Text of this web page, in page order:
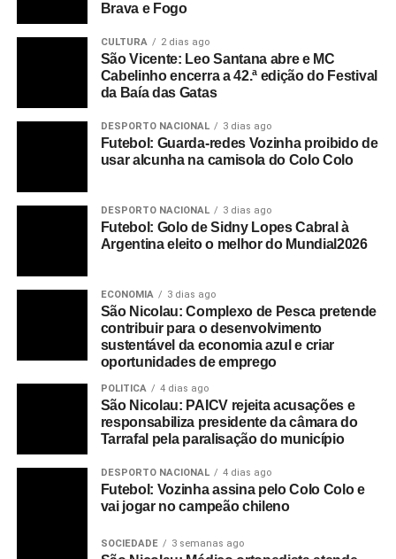
Brava e Fogo
CULTURA 2 dias ago
São Vicente: Leo Santana abre e MC
Cabelinho encerra a 42.ª edição do Festival
da Baía das Gatas
DESPORTO NACIONAL 3 dias ago
Futebol: Guarda-redes Vozinha proibido de
usar alcunha na camisola do Colo Colo
DESPORTO NACIONAL 3 dias ago
Futebol: Golo de Sidny Lopes Cabral à
Argentina eleito o melhor do Mundial2026
ECONOMIA 3 dias ago
São Nicolau: Complexo de Pesca pretende
contribuir para o desenvolvimento
sustentável da economia azul e criar
oportunidades de emprego
POLITICA 4 dias ago
São Nicolau: PAICV rejeita acusações e
responsabiliza presidente da câmara do
Tarrafal pela paralisação do município
DESPORTO NACIONAL 4 dias ago
Futebol: Vozinha assina pelo Colo Colo e
vai jogar no campeão chileno
SOCIEDADE 3 semanas ago